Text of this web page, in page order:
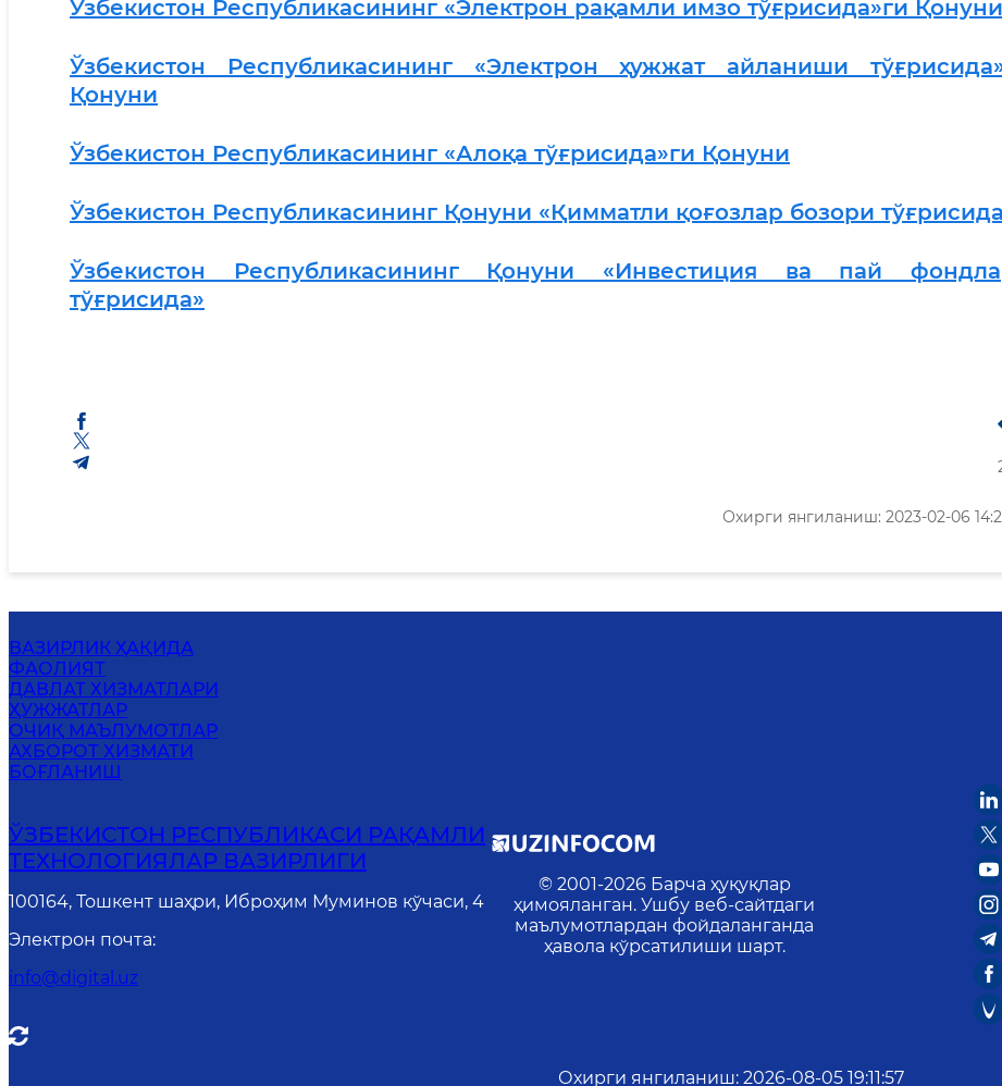
Ўзбекистон Республикасининг «Электрон рақамли имзо тўғрисида»ги Қонуни
Ўзбекистон Республикасининг «Электрон ҳужжат айланиши
Қонуни
Ўзбекистон Республикасининг «Алоқа тўғрисида»ги Қонуни
Ўзбекистон Республикасининг Қонуни «Қимматли қоғозлар бозори
Ўзбекистон Республикасининг Қонуни «Инвестиция ва пай
тўғрисида»
Охирги янгиланиш: 2023-02-06
ВАЗИРЛИК ҲАҚИДА
ФАОЛИЯТ
ДАВЛАТ ХИЗМАТЛАРИ
ҲУЖЖАТЛАР
ОЧИҚ МАЪЛУМОТЛАР
АХБОРОТ ХИЗМАТИ
БОҒЛАНИШ
ЎЗБЕКИСТОН РЕСПУБЛИКАСИ РАҚАМЛИ
ТЕХНОЛОГИЯЛАР ВАЗИРЛИГИ
100164, Тошкент шаҳри, Иброҳим Муминов кўчаси, 4
Электрон почта:
info@digital.uz
© 2001-2026 Барча ҳуқуқлар
ҳимояланган. Ушбу веб-сайтдаги
маълумотлардан фойдаланганда
ҳавола кўрсатилиши шарт.
Охирги янгиланиш: 2026-08-05 19:11:57